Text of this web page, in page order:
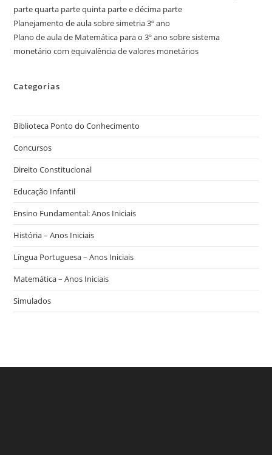
parte quarta parte quinta parte e décima parte
Planejamento de aula sobre simetria 3º ano
Plano de aula de Matemática para o 3º ano sobre sistema
monetário com equivalência de valores monetários
Categorias
Biblioteca Ponto do Conhecimento
Concursos
Direito Constitucional
Educação Infantil
Ensino Fundamental: Anos Iniciais
História – Anos Iniciais
Língua Portuguesa – Anos Iniciais
Matemática – Anos Iniciais
Simulados